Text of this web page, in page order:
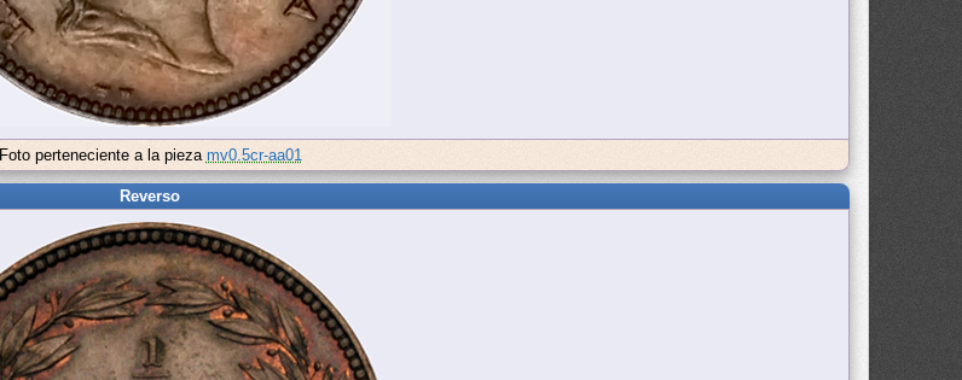
Foto perteneciente a la pieza mv0.5cr-aa01
Reverso